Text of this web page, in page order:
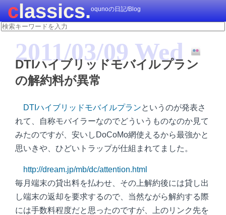
classics.oqunoの日記/Blog
2011/03/09 Wed
DTIハイブリッドモバイルプラン
の解約料が異常
DTIハイブリッドモバイルプランというのが発表さ
れて、自称モバイラーなのでどういうものなのか見て
みたのですが、安いしDoCoMo網使えるから最強かと
思いきや、ひどいトラップが仕組まれてました。
http://dream.jp/mb/dc/attention.html
毎月端末の貸出料を払わせ、その上解約後には貸し出
し端末の返却を要求するので、当然ながら解約する際
には手数料程度だと思ったのですが、上のリンク先を